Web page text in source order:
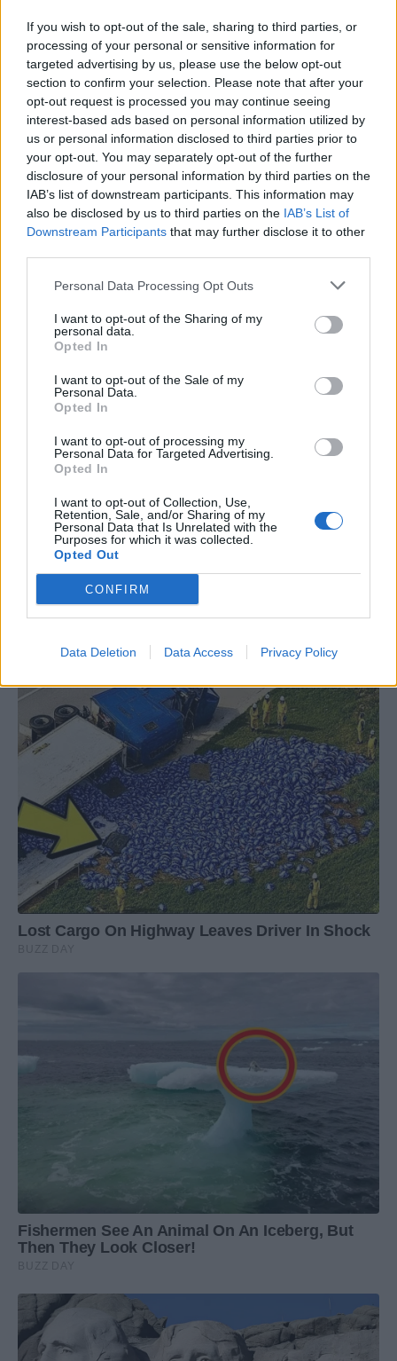
If you wish to opt-out of the sale, sharing to third parties, or
processing of your personal or sensitive information for
targeted advertising by us, please use the below opt-out
section to confirm your selection. Please note that after your
opt-out request is processed you may continue seeing
interest-based ads based on personal information utilized by
us or personal information disclosed to third parties prior to
your opt-out. You may separately opt-out of the further
disclosure of your personal information by third parties on the
IAB’s list of downstream participants. This information may
also be disclosed by us to third parties on the IAB’s List of
Downstream Participants that may further disclose it to other
Personal Data Processing Opt Outs
I want to opt-out of the Sharing of my
personal data.
Opted In
I want to opt-out of the Sale of my
Personal Data.
Opted In
I want to opt-out of processing my
Personal Data for Targeted Advertising.
Opted In
I want to opt-out of Collection, Use,
Retention, Sale, and/or Sharing of my
Personal Data that Is Unrelated with the
Purposes for which it was collected.
Opted Out
CONFIRM
Data Deletion Data Access Privacy Policy